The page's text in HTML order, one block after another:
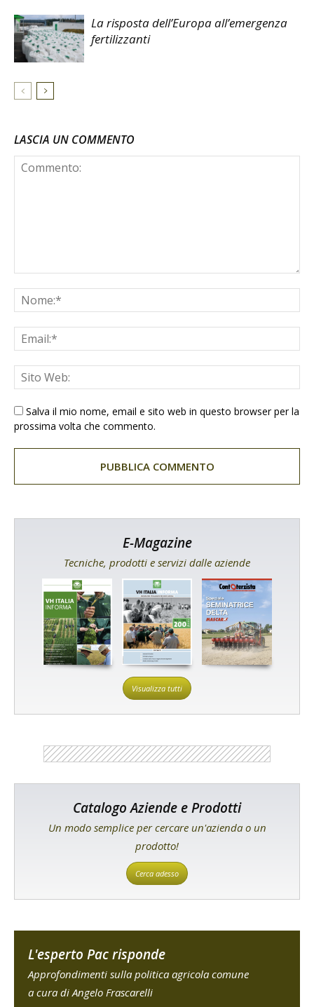
La risposta dell’Europa all’emergenza
fertilizzanti
LASCIA UN COMMENTO
Salva il mio nome, email e sito web in questo browser per la
prossima volta che commento.
E-Magazine
Tecniche, prodotti e servizi dalle aziende
Visualizza tutti
Catalogo Aziende e Prodotti
Un modo semplice per cercare un'azienda o un
prodotto!
Cerca adesso
L'esperto Pac risponde
Approfondimenti sulla politica agricola comune
a cura di Angelo Frascarelli